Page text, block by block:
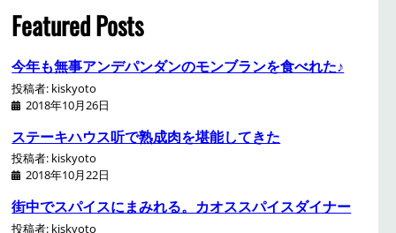
h
Featured Posts
今年も無事アンデパンダンのモンブランを食べれた♪
投稿者: kiskyoto
2018年10月26日
ステーキハウス听で熟成肉を堪能してきた
投稿者: kiskyoto
2018年10月22日
街中でスパイスにまみれる。カオススパイスダイナー
投稿者: kiskyoto